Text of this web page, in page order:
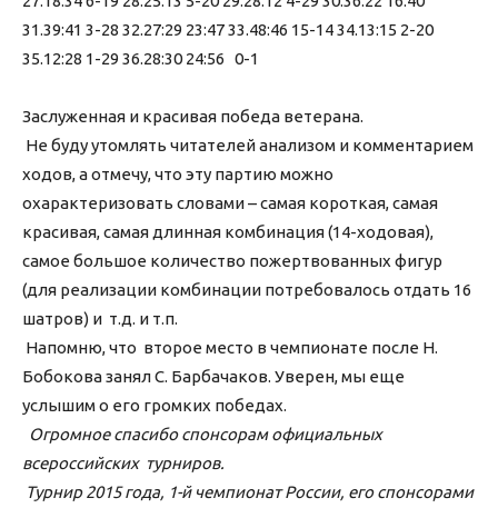
31.39:41 3-28 32.27:29 23:47 33.48:46 15-14 34.13:15 2-20
35.12:28 1-29 36.28:30 24:56 0-1
Заслуженная и красивая победа ветерана.
Не буду утомлять читателей анализом и комментарием
ходов, а отмечу, что эту партию можно
охарактеризовать словами – самая короткая, самая
красивая, самая длинная комбинация (14-ходовая),
самое большое количество пожертвованных фигур
(для реализации комбинации потребовалось отдать 16
шатров) и т.д. и т.п.
Напомню, что второе место в чемпионате после Н.
Бобокова занял С. Барбачаков. Уверен, мы еще
услышим о его громких победах.
Огромное спасибо спонсорам официальных
всероссийских турниров.
Турнир 2015 года, 1-й чемпионат России, его спонсорами